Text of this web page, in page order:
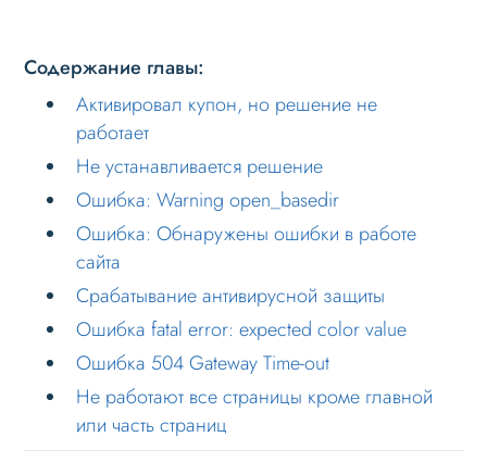
Настройка на хостинге
Установка при многосайтовости
Ошибки при установке
Активировал купон, но решение не
Не устанавливается решение
Ошибка: Warning open_basedir
Ошибка: Обнаружены ошибки в
работе сайта
Срабатывание антивирусной защиты
Содержание главы:
Активировал купон, но решение не
работает
Не устанавливается решение
Ошибка: Warning open_basedir
Ошибка: Обнаружены ошибки в работе
сайта
Срабатывание антивирусной защиты
Ошибка fatal error: expected color value
Ошибка 504 Gateway Time-out
Не работают все страницы кроме главной
или часть страниц